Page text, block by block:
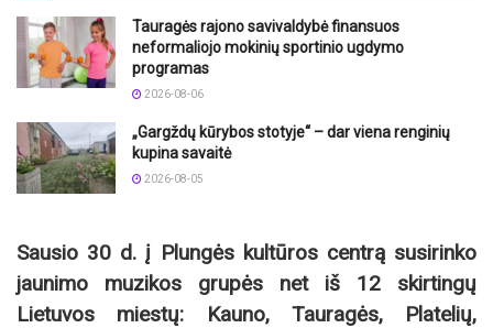
Tauragės rajono savivaldybė finansuos
neformaliojo mokinių sportinio ugdymo
programas
2026-08-06
„Gargždų kūrybos stotyje“ – dar viena renginių
kupina savaitė
2026-08-05
Sausio 30 d. į Plungės kultūros centrą susirinko
jaunimo muzikos grupės net iš 12 skirtingų
Lietuvos miestų: Kauno, Tauragės, Platelių,